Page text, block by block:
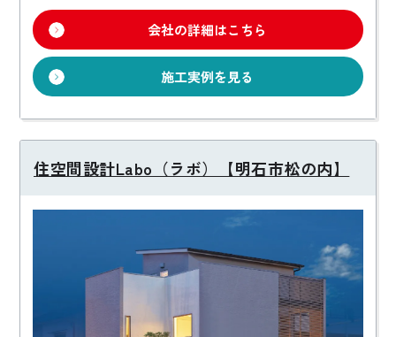
会社の詳細はこちら
施工実例を見る
住空間設計Labo（ラボ）【明石市松の内】